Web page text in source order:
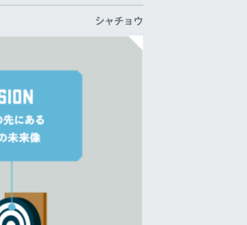
シャチョウ